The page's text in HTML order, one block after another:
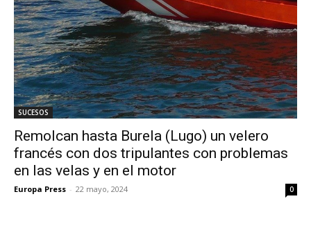
SUCESOS
Remolcan hasta Burela (Lugo) un velero
francés con dos tripulantes con problemas
en las velas y en el motor
Europa Press - 22 mayo, 2024 0